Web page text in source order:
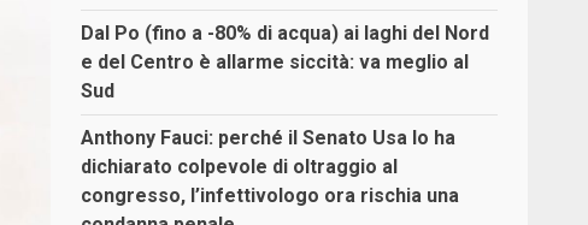
Dal Po (fino a -80% di acqua) ai laghi del Nord
e del Centro è allarme siccità: va meglio al
Sud
Anthony Fauci: perché il Senato Usa lo ha
dichiarato colpevole di oltraggio al
congresso, l’infettivologo ora rischia una